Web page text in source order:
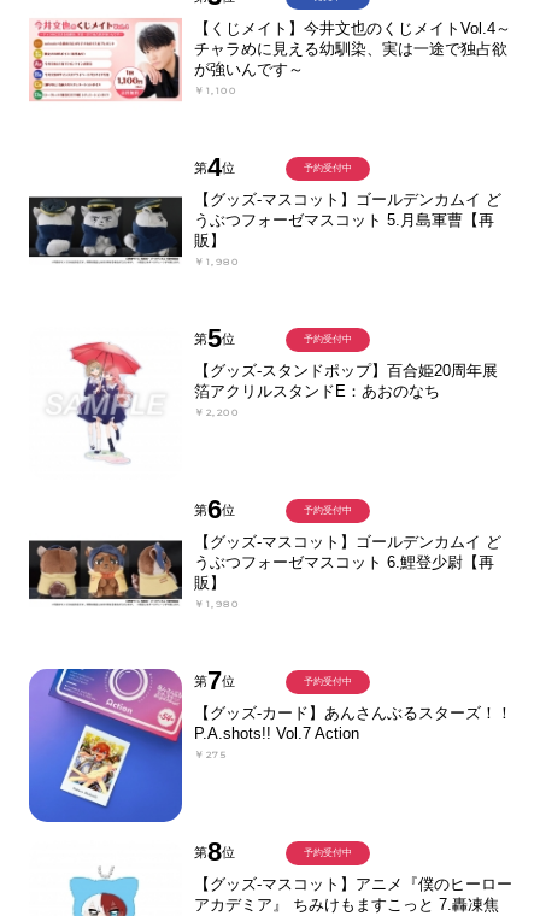
【くじメイト】今井文也のくじメイトVol.4～
チャラめに見える幼馴染、実は一途で独占欲
が強いんです～
￥1,100
第4位
【グッズ-マスコット】ゴールデンカムイ ど
うぶつフォーゼマスコット 5.月島軍曹【再
販】
￥1,980
予約受付中
第5位
【グッズ-スタンドポップ】百合姫20周年展
箔アクリルスタンドE：あおのなち
￥2,200
予約受付中
第6位
【グッズ-マスコット】ゴールデンカムイ ど
うぶつフォーゼマスコット 6.鯉登少尉【再
販】
￥1,980
予約受付中
第7位
【グッズ-カード】あんさんぶるスターズ！！
P.A.shots!! Vol.7 Action
￥275
予約受付中
第8位
【グッズ-マスコット】アニメ『僕のヒーロー
アカデミア』 ちみけもますこっと 7.轟凍焦
予約受付中